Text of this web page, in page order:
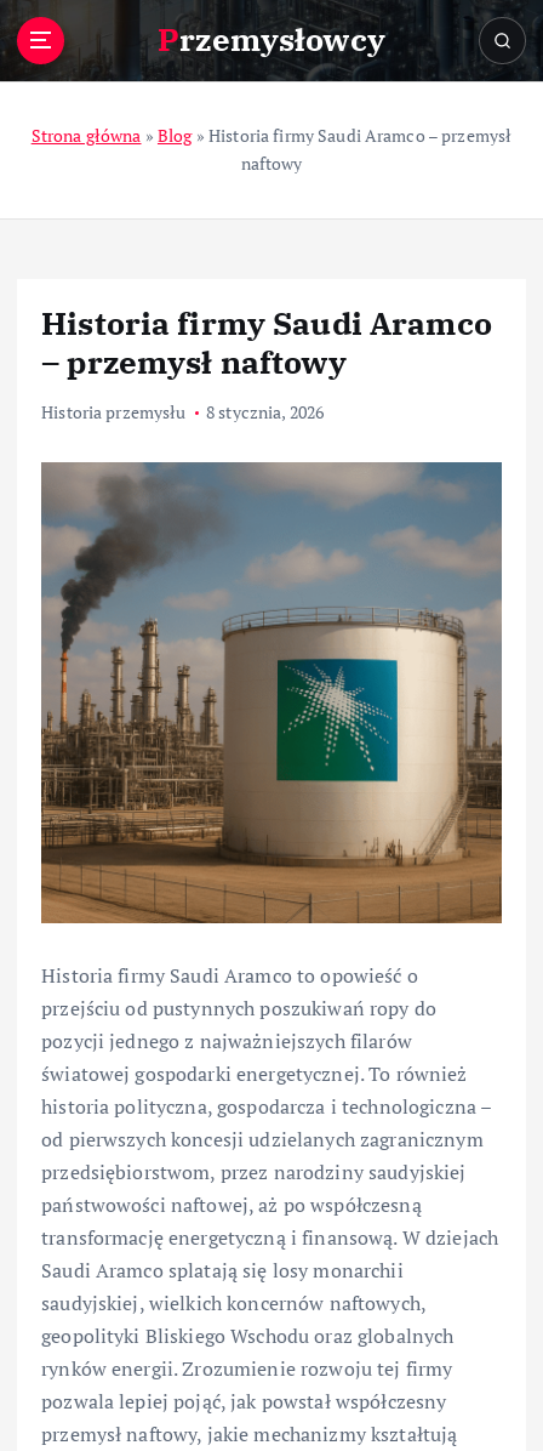
Przemysłowcy
Strona główna » Blog» Historia firmy Saudi Aramco – przemysł
naftowy
Historia firmy Saudi Aramco
– przemysł naftowy
Historia przemysłu 8 stycznia, 2026
Historia firmy Saudi Aramco to opowieść o
przejściu od pustynnych poszukiwań ropy do
pozycji jednego z najważniejszych filarów
światowej gospodarki energetycznej. To również
historia polityczna, gospodarcza i technologiczna –
od pierwszych koncesji udzielanych zagranicznym
przedsiębiorstwom, przez narodziny saudyjskiej
państwowości naftowej, aż po współczesną
transformację energetyczną i finansową. W dziejach
Saudi Aramco splatają się losy monarchii
saudyjskiej, wielkich koncernów naftowych,
geopolityki Bliskiego Wschodu oraz globalnych
rynków energii. Zrozumienie rozwoju tej firmy
pozwala lepiej pojąć, jak powstał współczesny
przemysł naftowy, jakie mechanizmy kształtują